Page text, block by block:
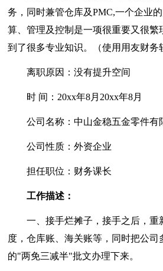
务，同时兼管仓库及PMC,一个企业
算、管理及控制是一项很重要又很繁
到了很多专业知识。（使用用友财务
离职原因：没有提升空间
时 间：20xx年8月20xx年8月
公司名称：中山金稳五金零件有
公司性质：外资企业
担任职位：财务课长
工作描述：
一、接手烂摊子，接手之后，重
度，仓库账、海关账等，同时把公司
的"两免三减半"批文办理下来。